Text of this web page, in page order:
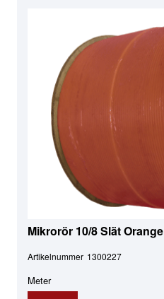
Mikrorör 10/8 Slät Orange
Artikelnummer 1300227
Meter